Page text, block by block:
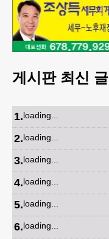
게시판 최신 글
1.loading...
2.loading...
3.loading...
4.loading...
5.loading...
6.loading...